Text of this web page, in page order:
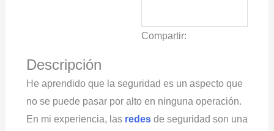
Compartir:
Descripción
He aprendido que la seguridad es un aspecto que
no se puede pasar por alto en ninguna operación.
En mi experiencia, las redesde seguridad son una